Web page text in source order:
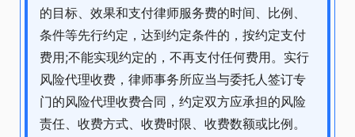
的目标、效果和支付律师服务费的时间、比例、
条件等先行约定，达到约定条件的，按约定支付
费用;不能实现约定的，不再支付任何费用。实行
风险代理收费，律师事务所应当与委托人签订专
门的风险代理收费合同，约定双方应承担的风险
责任、收费方式、收费时限、收费数额或比例。